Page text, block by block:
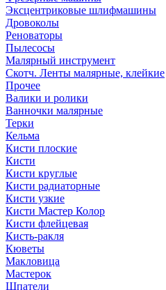
Эксцентриковые шлифмашины
Дровоколы
Реноваторы
Пылесосы
Малярный инструмент
Скотч. Ленты малярные, клейкие
Прочее
Валики и ролики
Ванночки малярные
Терки
Кельма
Кисти плоские
Кисти
Кисти круглые
Кисти радиаторные
Кисти узкие
Кисти Мастер Колор
Кисти флейцевая
Кисть-ракля
Кюветы
Макловица
Мастерок
Шпатели